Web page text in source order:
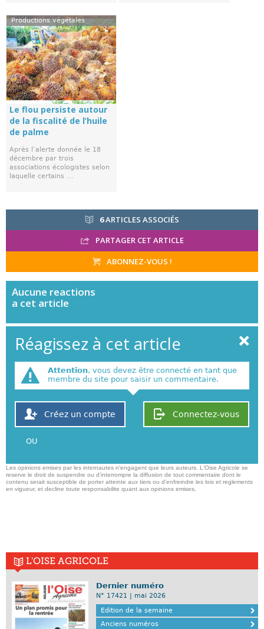
Productions végétales
Le flou persiste autour
de la fiscalité de l’huile
de palme
Après l’alerte donnée le 18
décembre par trois
associations écologistes selon
laquelle certains ...
6ARTICLES ASSOCIÉS
PARTAGER CET ARTICLE
ABONNEZ-VOUS !
Aucune reactions
a cet article
Réagissez à cet article
Attention, vous devez être connecté en tant que
membre du site pour saisir un commentaire.
Connectez-vous
Créez un compte
OU
Les opinions emises par les internautes n'engagent que leurs auteurs. L'Oise Agricole se
reserve le droit de suspendre ou d'interrompre la diffusion de tout commentaire dont le
contenu serait susceptible de porter atteinte aux tiers ou d'enfreindre les lois et reglements
en vigueur, et decline toute responsabilite quant aux opinions emises,
L'OISE AGRICOLE
Dernier numéro
N° 17421 | mai 2026
Edition de la semaine
Anciens numéros